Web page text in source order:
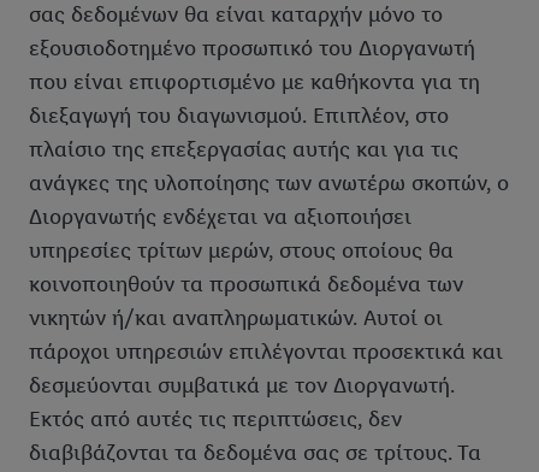
σας δεδομένων θα είναι καταρχήν μόνο το
εξουσιοδοτημένο προσωπικό του Διοργανωτή
που είναι επιφορτισμένο με καθήκοντα για τη
διεξαγωγή του διαγωνισμού. Επιπλέον, στο
πλαίσιο της επεξεργασίας αυτής και για τις
ανάγκες της υλοποίησης των ανωτέρω σκοπών, ο
Διοργανωτής ενδέχεται να αξιοποιήσει
υπηρεσίες τρίτων μερών, στους οποίους θα
κοινοποιηθούν τα προσωπικά δεδομένα των
νικητών ή/και αναπληρωματικών. Αυτοί οι
πάροχοι υπηρεσιών επιλέγονται προσεκτικά και
δεσμεύονται συμβατικά με τον Διοργανωτή.
Εκτός από αυτές τις περιπτώσεις, δεν
διαβιβάζονται τα δεδομένα σας σε τρίτους. Τα